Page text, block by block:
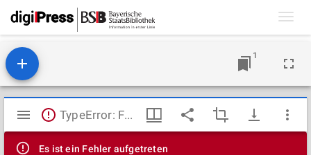
1
Mirador
Viewer
TypeError: Failed to fetch
Es ist ein Fehler aufgetreten